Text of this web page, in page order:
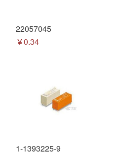
22057045
￥0.34
1-1393225-9